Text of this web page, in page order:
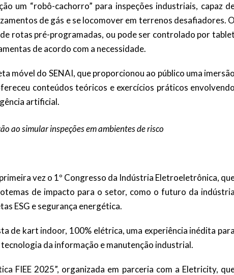
um “robô-cachorro” para inspeções industriais, capaz
de gás e se locomover em terrenos desafiadores. O
rotas pré-programadas, ou pode ser controlado por tablet
de acordo com a necessidade.
móvel do SENAI, que proporcionou ao público uma imersão
conteúdos teóricos e exercícios práticos envolvendo
artificial.
ao simular inspeções em ambientes de risco
vez o 1º Congresso da Indústria Eletroeletrônica,
de impacto para o setor, como o futuro da indústria
ESG e segurança energética.
de kart indoor, 100% elétrica, uma experiência inédita para
da informação e manutenção industrial.
FIEE 2025”, organizada em parceria com a Eletricity,